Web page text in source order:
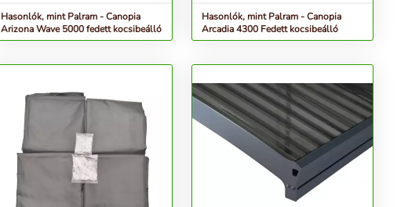
Hasonlók, mint Palram - Canopia
Arizona Wave 5000 fedett kocsibeálló
Hasonlók, mint Palram - Canopia
Arcadia 4300 Fedett kocsibeálló